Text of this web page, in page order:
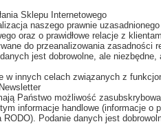
Sklepu Internetowego
naszego prawnie
oraz o prawidłowe relacje z
do przeanalizowania
jest dobrowolne, ale
w innych celach związanych z
Państwo możliwość
informacje handlowe (informacje
Podanie danych jest